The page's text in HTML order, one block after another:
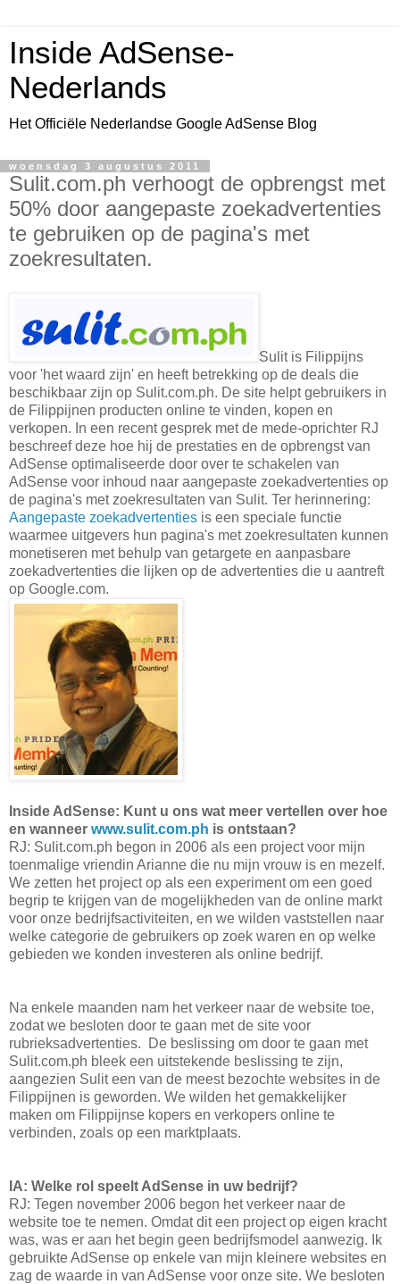
Inside AdSense-
Nederlands
Het Officiële Nederlandse Google AdSense Blog
woensdag 3 augustus 2011
Sulit.com.ph verhoogt de opbrengst met
50% door aangepaste zoekadvertenties
te gebruiken op de pagina's met
zoekresultaten.
Sulit is Filippijns
voor 'het waard zijn' en heeft betrekking op de deals die
beschikbaar zijn op Sulit.com.ph. De site helpt gebruikers in
de Filippijnen producten online te vinden, kopen en
verkopen. In een recent gesprek met de mede-oprichter RJ
beschreef deze hoe hij de prestaties en de opbrengst van
AdSense optimaliseerde door over te schakelen van
AdSense voor inhoud naar aangepaste zoekadvertenties op
de pagina's met zoekresultaten van Sulit. Ter herinnering:
Aangepaste zoekadvertenties is een speciale functie
waarmee uitgevers hun pagina's met zoekresultaten kunnen
monetiseren met behulp van getargete en aanpasbare
zoekadvertenties die lijken op de advertenties die u aantreft
op Google.com.
Inside AdSense: Kunt u ons wat meer vertellen over hoe
en wanneer www.sulit.com.ph is ontstaan?
RJ: Sulit.com.ph begon in 2006 als een project voor mijn
toenmalige vriendin Arianne die nu mijn vrouw is en mezelf.
We zetten het project op als een experiment om een goed
begrip te krijgen van de mogelijkheden van de online markt
voor onze bedrijfsactiviteiten, en we wilden vaststellen naar
welke categorie de gebruikers op zoek waren en op welke
gebieden we konden investeren als online bedrijf.
Na enkele maanden nam het verkeer naar de website toe,
zodat we besloten door te gaan met de site voor
rubrieksadvertenties. De beslissing om door te gaan met
Sulit.com.ph bleek een uitstekende beslissing te zijn,
aangezien Sulit een van de meest bezochte websites in de
Filippijnen is geworden. We wilden het gemakkelijker
maken om Filippijnse kopers en verkopers online te
verbinden, zoals op een marktplaats.
IA: Welke rol speelt AdSense in uw bedrijf?
RJ: Tegen november 2006 begon het verkeer naar de
website toe te nemen. Omdat dit een project op eigen kracht
was, was er aan het begin geen bedrijfsmodel aanwezig. Ik
gebruikte AdSense op enkele van mijn kleinere websites en
zag de waarde in van AdSense voor onze site. We besloten